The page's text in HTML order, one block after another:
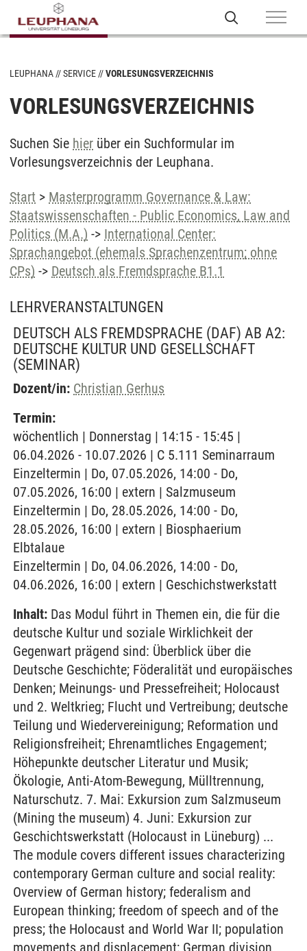
LEUPHANA SERVICE VORLESUNGSVERZEICHNIS
VORLESUNGSVERZEICHNIS
Suchen Sie hier über ein Suchformular im
Vorlesungsverzeichnis der Leuphana.
Start > Masterprogramm Governance & Law:
Staatswissenschaften - Public Economics, Law and
Politics (M.A.) -> International Center:
Sprachangebot (ehemals Sprachenzentrum; ohne
CPs) -> Deutsch als Fremdsprache B1.1
LEHRVERANSTALTUNGEN
DEUTSCH ALS FREMDSPRACHE (DAF) AB A2:
DEUTSCHE KULTUR UND GESELLSCHAFT
(SEMINAR)
Dozent/in: Christian Gerhus
Termin:
wöchentlich | Donnerstag | 14:15 - 15:45 |
06.04.2026 - 10.07.2026 | C 5.111 Seminarraum
Einzeltermin | Do, 07.05.2026, 14:00 - Do,
07.05.2026, 16:00 | extern | Salzmuseum
Einzeltermin | Do, 28.05.2026, 14:00 - Do,
28.05.2026, 16:00 | extern | Biosphaerium
Elbtalaue
Einzeltermin | Do, 04.06.2026, 14:00 - Do,
04.06.2026, 16:00 | extern | Geschichstwerkstatt
Inhalt: Das Modul führt in Themen ein, die für die
deutsche Kultur und soziale Wirklichkeit der
Gegenwart prägend sind: Überblick über die
Deutsche Geschichte; Föderalität und europäisches
Denken; Meinungs- und Pressefreiheit; Holocaust
und 2. Weltkrieg; Flucht und Vertreibung; deutsche
Teilung und Wiedervereinigung; Reformation und
Religionsfreiheit; Ehrenamtliches Engagement;
Höhepunkte deutscher Literatur und Musik;
Ökologie, Anti-Atom-Bewegung, Mülltrennung,
Naturschutz. 7. Mai: Exkursion zum Salzmuseum
(Mining the museum) 4. Juni: Exkursion zur
Geschichtswerkstatt (Holocaust in Lüneburg) ...
The module covers different issues characterizing
contemporary German culture and social reality:
Overview of German history; federalism and
European thinking; freedom of speech and of the
press; the Holocaust and World War II; population
movements and displacement; German division